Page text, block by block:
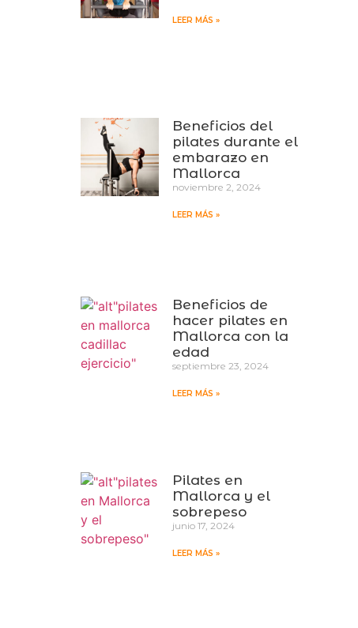
LEER MÁS »
Beneficios del
pilates durante el
embarazo en
Mallorca
noviembre 2, 2024
LEER MÁS »
Beneficios de
hacer pilates en
Mallorca con la
edad
septiembre 23, 2024
LEER MÁS »
Pilates en
Mallorca y el
sobrepeso
junio 17, 2024
LEER MÁS »